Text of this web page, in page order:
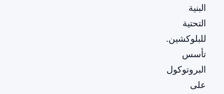
البنية
التحتية
للبلوكشين.
تأسس
البروتوكول
على